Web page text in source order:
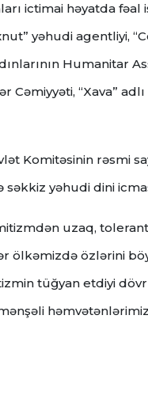
ictimai həyatda fəal
yəhudi agentliyi,
Humanitar
“Xava”
Komitəsinin rəsmi
yəhudi dini
uzaq,
ölkəmizdə özlərini
tüğyan etdiyi